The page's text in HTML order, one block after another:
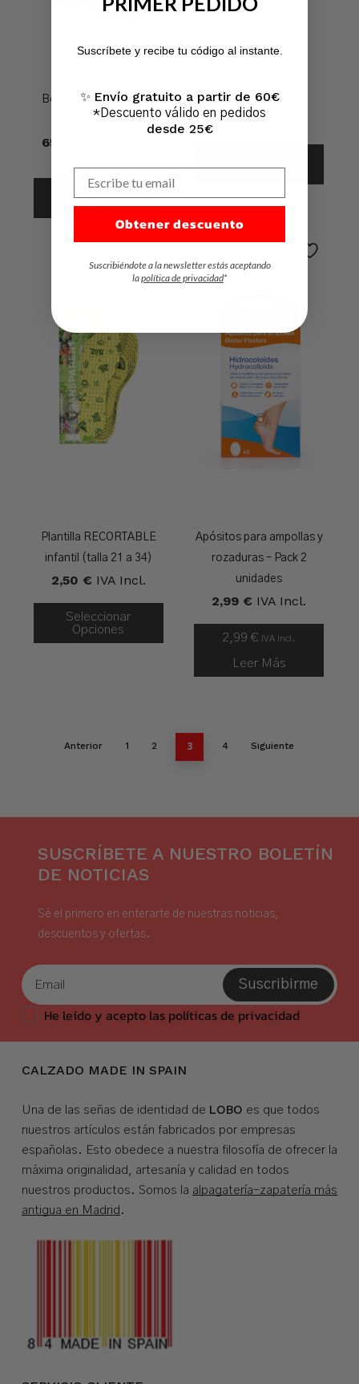
Boto campero abierto
(306)
65,00
Precios:
Desde
65,00 €
Hasta
85,00 €
Seleccionar
Opciones
Taloneras
1,00€ IVA Incl.
Opciones
Plantilla RECORTABLE
infantil (talla 21 a 34)
2,50 € IVA Incl.
Seleccionar
Opciones
Apósitos para ampollas y
rozaduras – Pack 2
unidades
2,99 € IVA Incl.
2,99€ IVA Incl.
Leer Más
Anterior 1 2 3 4 Siguiente
SUSCRÍBETE A NUESTRO BOLETÍN
DE NOTICIAS
Sé el primero en enterarte de nuestras noticias,
descuentos y ofertas.
Suscribirme
He leído y acepto las políticas de privacidad
CALZADO MADE IN SPAIN
Una de las señas de identidad de LOBO es que todos
nuestros artículos están fabricados por empresas
españolas. Esto obedece a nuestra filosofía de ofrecer la
máxima originalidad, artesanía y calidad en todos
nuestros productos. Somos la alpagatería-zapatería más
antigua en Madrid .
Suscríbete y recibe tu código al instante.
✨ Envío gratuito a partir de 60€
*Descuento válido en pedidos
desde 25€
Obtener descuento
Suscribiéndote a la newsletter estás aceptando
lapolítica de privacidad*